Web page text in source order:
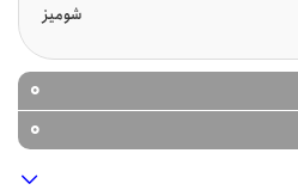
شومیز
0
0